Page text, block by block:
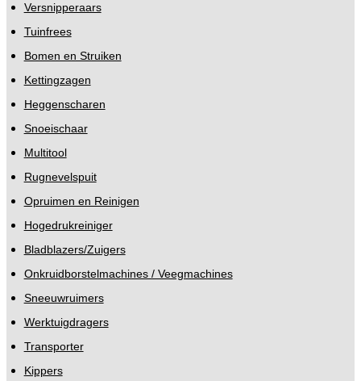
Versnipperaars
Tuinfrees
Bomen en Struiken
Kettingzagen
Heggenscharen
Snoeischaar
Multitool
Rugnevelspuit
Opruimen en Reinigen
Hogedrukreiniger
Bladblazers/Zuigers
Onkruidborstelmachines / Veegmachines
Sneeuwruimers
Werktuigdragers
Transporter
Kippers